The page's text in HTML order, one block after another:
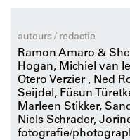
Seijdel en bevat
datacenters
kunstmatige
commons,
stedelijke
algoritmische
kapitalisme. Roel
auteurs / redactie
Ramon Amaro &
Hogan, Michiel van
Otero Verzier , Ned
Seijdel, Füsun
Marleen Stikker,
Niels Schrader,
fotografie/